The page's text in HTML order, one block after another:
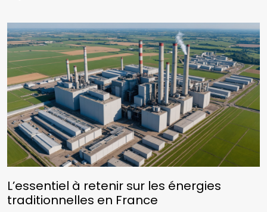
L’essentiel à retenir sur les énergies
traditionnelles en France